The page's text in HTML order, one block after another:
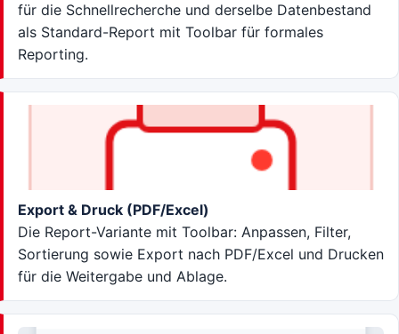
für die Schnellrecherche und derselbe Datenbestand
als Standard-Report mit Toolbar für formales
Reporting.
Export & Druck (PDF/Excel)
Die Report-Variante mit Toolbar: Anpassen, Filter,
Sortierung sowie Export nach PDF/Excel und Drucken
für die Weitergabe und Ablage.